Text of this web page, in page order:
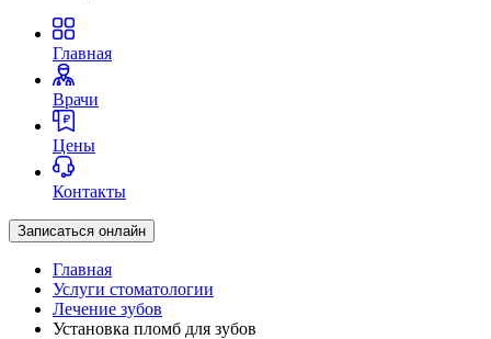
Главная
Врачи
Цены
Контакты
Записаться онлайн
Главная
Услуги стоматологии
Лечение зубов
Установка пломб для зубов